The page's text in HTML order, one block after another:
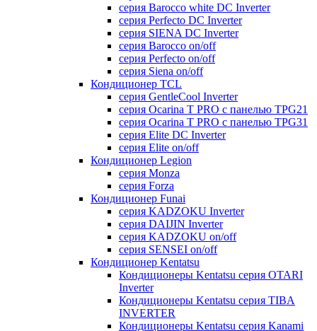
серия Barocco white DC Inverter
серия Perfecto DC Inverter
серия SIENA DC Inverter
серия Barocco on/off
серия Perfecto on/off
серия Siena on/off
Кондиционер TCL
серия GentleCool Inverter
серия Ocarina T PRO c панелью TPG21
серия Ocarina T PRO c панелью TPG31
серия Elite DC Inverter
серия Elite on/off
Кондиционер Legion
серия Monza
серия Forza
Кондиционер Funai
серия KADZOKU Inverter
серия DAIJIN Inverter
серия KADZOKU on/off
серия SENSEI on/off
Кондиционер Kentatsu
Кондиционеры Kentatsu серия OTARI
Inverter
Кондиционеры Kentatsu серия TIBA
INVERTER
Кондиционеры Kentatsu серия Kanami